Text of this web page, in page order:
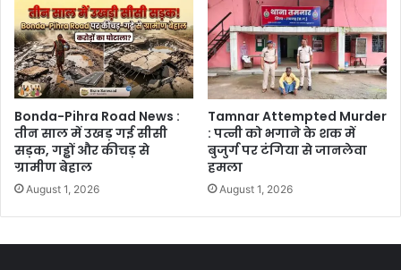
Bonda-Pihra Road News :
तीन साल में उखड़ गई सीसी
सड़क, गड्ढों और कीचड़ से
ग्रामीण बेहाल
August 1, 2026
Tamnar Attempted Murder
: पत्नी को भगाने के शक में
बुजुर्ग पर टंगिया से जानलेवा
हमला
August 1, 2026